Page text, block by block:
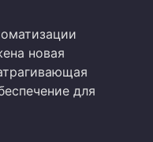
новая
для